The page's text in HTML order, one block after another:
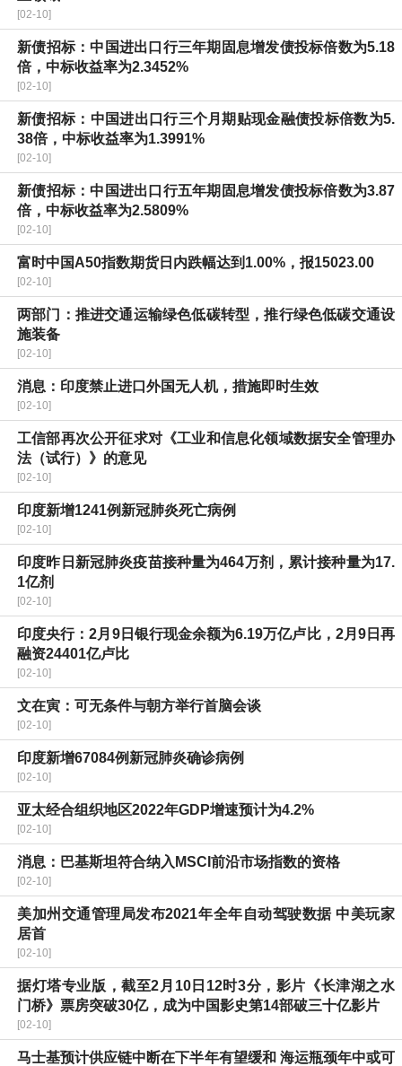
[02-10]
新债招标：中国进出口行三年期固息增发债投标倍数为5.18
倍，中标收益率为2.3452%
[02-10]
新债招标：中国进出口行三个月期贴现金融债投标倍数为5.
38倍，中标收益率为1.3991%
[02-10]
新债招标：中国进出口行五年期固息增发债投标倍数为3.87
倍，中标收益率为2.5809%
[02-10]
富时中国A50指数期货日内跌幅达到1.00%，报15023.00
[02-10]
两部门：推进交通运输绿色低碳转型，推行绿色低碳交通设
施装备
[02-10]
消息：印度禁止进口外国无人机，措施即时生效
[02-10]
工信部再次公开征求对《工业和信息化领域数据安全管理办
法（试行）》的意见
[02-10]
印度新增1241例新冠肺炎死亡病例
[02-10]
印度昨日新冠肺炎疫苗接种量为464万剂，累计接种量为17.
1亿剂
[02-10]
印度央行：2月9日银行现金余额为6.19万亿卢比，2月9日再
融资24401亿卢比
[02-10]
文在寅：可无条件与朝方举行首脑会谈
[02-10]
印度新增67084例新冠肺炎确诊病例
[02-10]
亚太经合组织地区2022年GDP增速预计为4.2%
[02-10]
消息：巴基斯坦符合纳入MSCI前沿市场指数的资格
[02-10]
美加州交通管理局发布2021年全年自动驾驶数据 中美玩家
居首
[02-10]
据灯塔专业版，截至2月10日12时3分，影片《长津湖之水
门桥》票房突破30亿，成为中国影史第14部破三十亿影片
[02-10]
马士基预计供应链中断在下半年有望缓和 海运瓶颈年中或可